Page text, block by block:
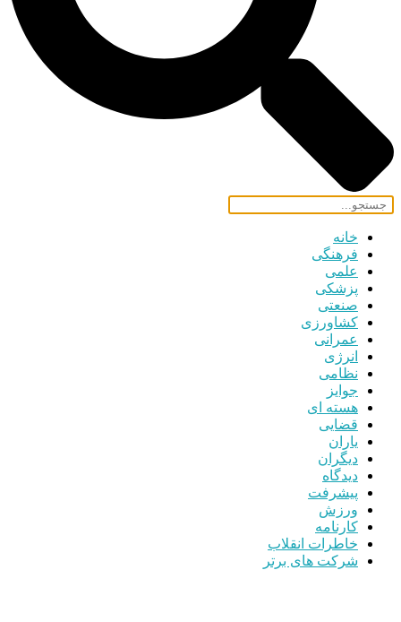
خانه
فرهنگی
علمی
پزشکی
صنعتی
کشاورزی
عمرانی
انرژی
نظامی
جوایز
هسته ای
قضایی
یاران
دیگران
دیدگاه
پیشرفت
ورزش
کارنامه
خاطرات انقلاب
شرکت های برتر